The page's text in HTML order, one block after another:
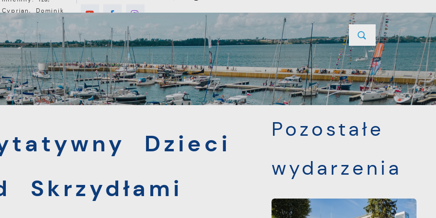
Cyprian, Dominik
MIESZKANIEC TURYSTYKA INWESTYCJE PROJEKTY UNIJNE KONTAKT
Dzieci Dzieciom "Pod Skrzydłami Anioła" POPRZEDNI NASTĘPNY
Dzieci
Skrzydłami
Pozostałe
wydarzenia